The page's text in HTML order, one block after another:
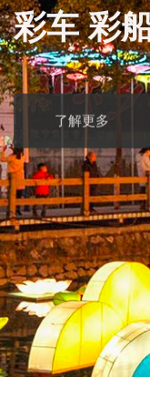
彩车 彩
了解更多
彩车 彩
了解更多
彩车 彩
了解更多